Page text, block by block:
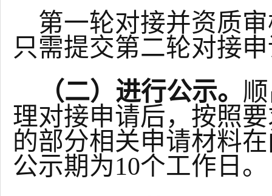
第一轮对接并资质
只需提交第二轮对接
（二）进行公示。
理对接申请后，按照
的部分相关申请材料
公示期为10个工作日。